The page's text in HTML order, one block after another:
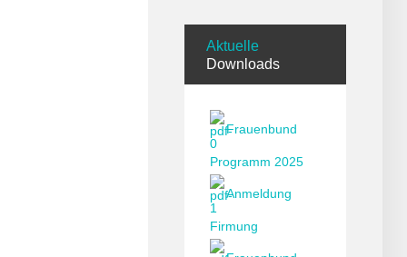
Aktuelle
Downloads
Frauenbund
Programm 2025
Anmeldung
Firmung